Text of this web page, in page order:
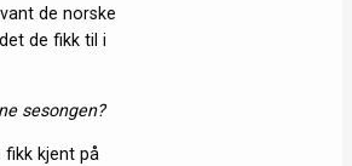
de norske
de fikk til i
sesongen?
kjent på